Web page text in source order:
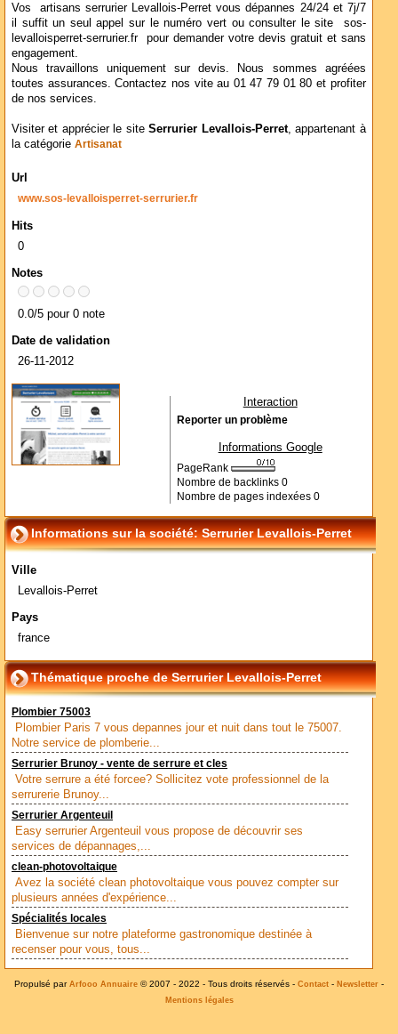
Vos artisans serrurier Levallois-Perret vous dépannes 24/24 et 7j/7
il suffit un seul appel sur le numéro vert ou consulter le site sos-
levalloisperret-serrurier.fr pour demander votre devis gratuit et sans
engagement.
Nous travaillons uniquement sur devis. Nous sommes agréées
toutes assurances. Contactez nos vite au 01 47 79 01 80 et profiter
de nos services.
Visiter et apprécier le siteSerrurier Levallois-Perret, appartenant à
la catégorie Artisanat
Url
www.sos-levalloisperret-serrurier.fr
Hits
0
Notes
0.0/5 pour 0 note
Date de validation
26-11-2012
Interaction
Reporter un problème
Informations Google
PageRank
Nombre de backlinks 0
Nombre de pages indexées 0
Informations sur la société: Serrurier Levallois-Perret
Ville
Levallois-Perret
Pays
france
Thématique proche de Serrurier Levallois-Perret
Plombier 75003
Plombier Paris 7 vous depannes jour et nuit dans tout le 75007.
Notre service de plomberie...
Serrurier Brunoy - vente de serrure et cles
Votre serrure a été forcee? Sollicitez vote professionnel de la
serrurerie Brunoy...
Serrurier Argenteuil
Easy serrurier Argenteuil vous propose de découvrir ses
services de dépannages,...
clean-photovoltaique
Avez la société clean photovoltaique vous pouvez compter sur
plusieurs années d'expérience...
Spécialités locales
Bienvenue sur notre plateforme gastronomique destinée à
recenser pour vous, tous...
Propulsé par Arfooo Annuaire © 2007 - 2022 - Tous droits réservés - Contact - Newsletter -
Mentions légales